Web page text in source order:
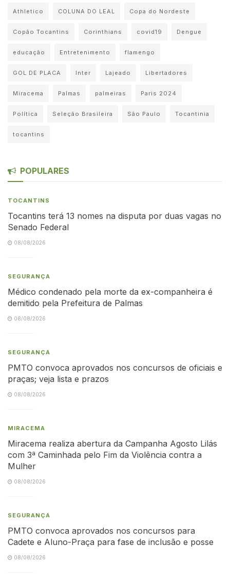
Athletico COLUNA DO LEAL Copa do Nordeste
Copão Tocantins Corinthians covid19 Dengue
educação Entretenimento flamengo
GOL DE PLACA Inter Lajeado Libertadores
Miracema Palmas palmeiras Paris 2024
Política Seleção Brasileira São Paulo Tocantinia
tocantins
POPULARES
TOCANTINS
Tocantins terá 13 nomes na disputa por duas vagas no
Senado Federal
08/08/2026
SEGURANÇA
Médico condenado pela morte da ex-companheira é
demitido pela Prefeitura de Palmas
08/08/2026
SEGURANÇA
PMTO convoca aprovados nos concursos de oficiais e
praças; veja lista e prazos
08/08/2026
MIRACEMA
Miracema realiza abertura da Campanha Agosto Lilás
com 3ª Caminhada pelo Fim da Violência contra a
Mulher
08/08/2026
SEGURANÇA
PMTO convoca aprovados nos concursos para
Cadete e Aluno-Praça para fase de inclusão e posse
08/08/2026